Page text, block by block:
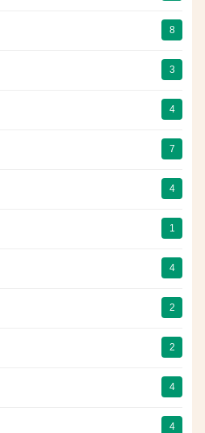
8
3
4
7
4
1
4
2
2
4
4